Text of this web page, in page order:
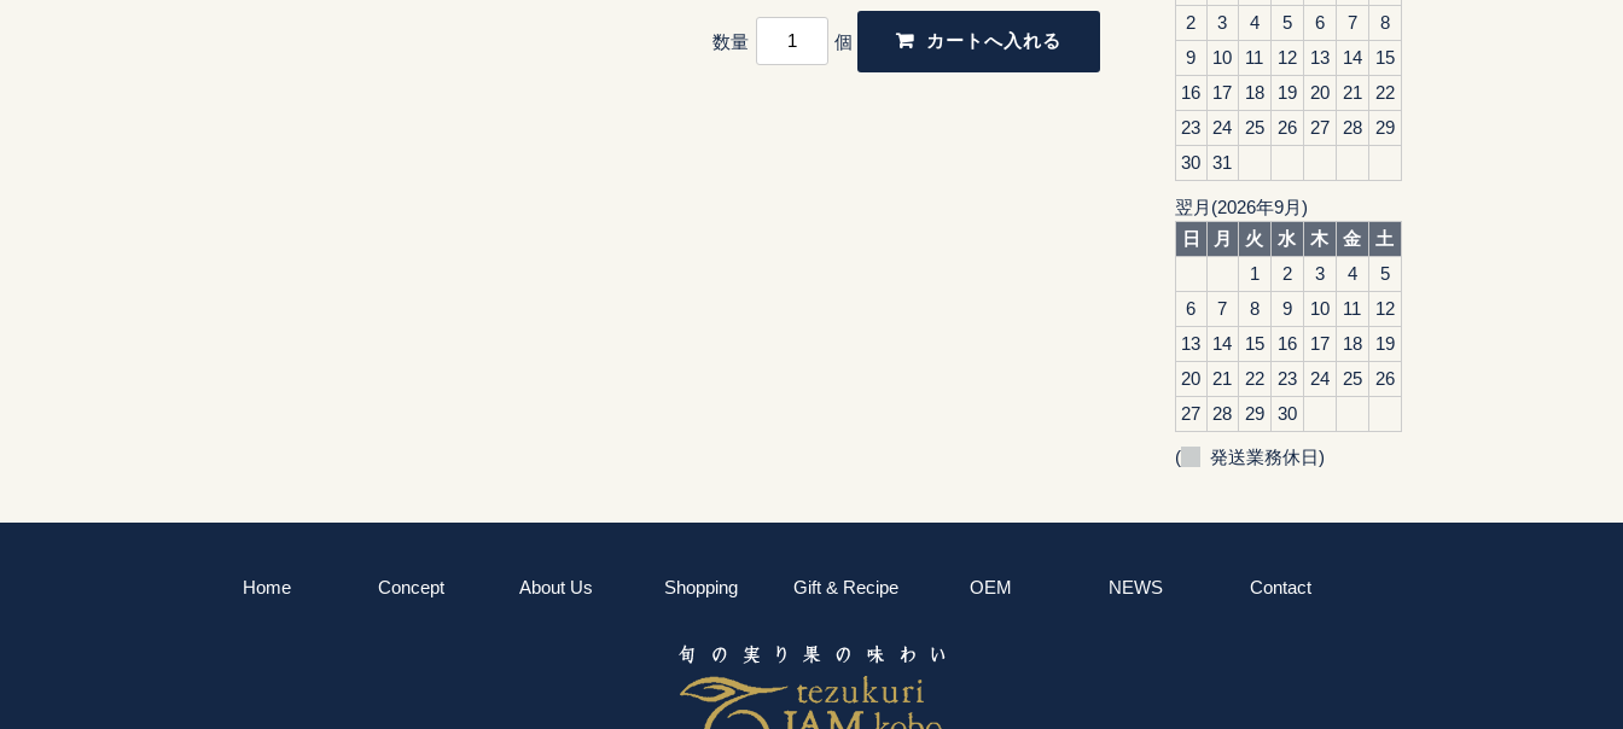
数量 個
2
3 4 5 6 7
8
9
10 11 12 13 14
15
16
17 18 19 20 21
22
23
24 25 26 27 28
29
30
31
翌月(2026年9月)
日
月 火 水 木 金
土
1
2 3 4
5
6
7 8 9 10 11
12
13
14 15 16 17 18
19
20
21 22 23 24 25
26
27
28 29 30
( 発送業務休日)
Home Concept About Us Shopping Gift & Recipe OEM NEWS Contact